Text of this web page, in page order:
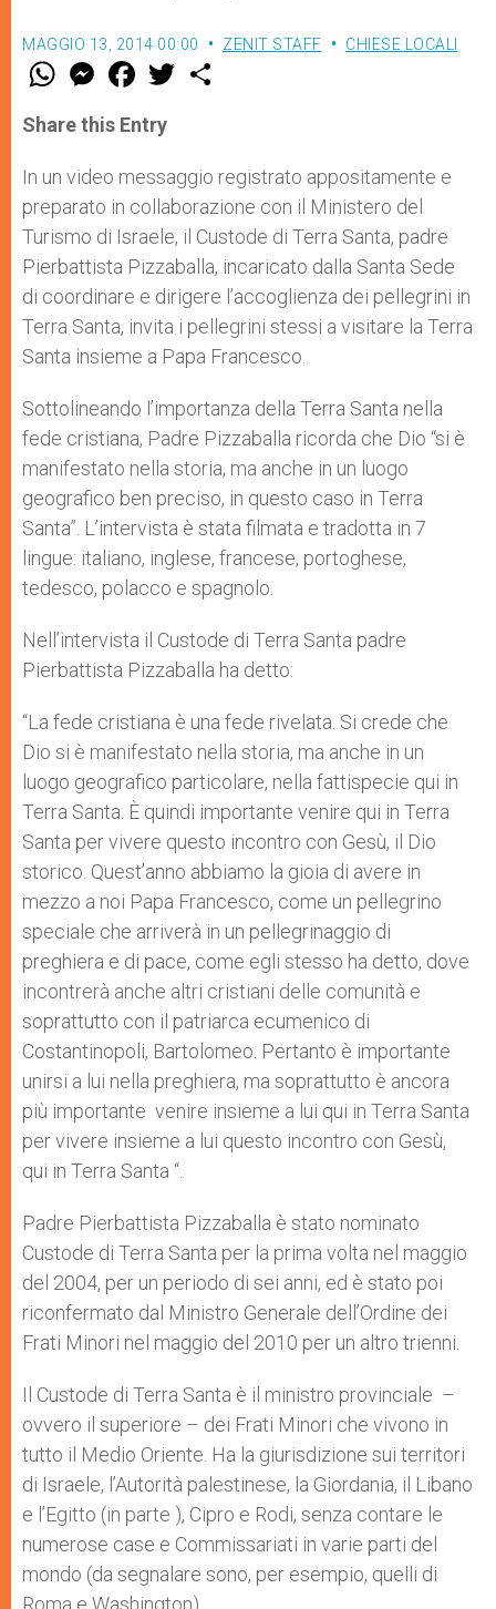
MAGGIO 13, 2014 00:00 ZENIT STAFF CHIESE LOCALI
W
t
s
p
p
M
e
s
e
g
e
r
F
a
e
b
o
k
w
r
Share this Entry
In un video messaggio registrato appositamente e
preparato in collaborazione con il Ministero del
Turismo di Israele, il Custode di Terra Santa, padre
Pierbattista Pizzaballa, incaricato dalla Santa Sede
di coordinare e dirigere l’accoglienza dei pellegrini in
Terra Santa, invita i pellegrini stessi a visitare la Terra
Santa insieme a Papa Francesco.
Sottolineando l’importanza della Terra Santa nella
fede cristiana, Padre Pizzaballa ricorda che Dio “si è
manifestato nella storia, ma anche in un luogo
geografico ben preciso, in questo caso in Terra
Santa”. L’intervista è stata filmata e tradotta in 7
lingue: italiano, inglese, francese, portoghese,
tedesco, polacco e spagnolo.
Nell’intervista il Custode di Terra Santa padre
Pierbattista Pizzaballa ha detto:
“La fede cristiana è una fede rivelata. Si crede che
Dio si è manifestato nella storia, ma anche in un
luogo geografico particolare, nella fattispecie qui in
Terra Santa. È quindi importante venire qui in Terra
Santa per vivere questo incontro con Gesù, il Dio
storico. Quest’anno abbiamo la gioia di avere in
mezzo a noi Papa Francesco, come un pellegrino
speciale che arriverà in un pellegrinaggio di
preghiera e di pace, come egli stesso ha detto, dove
incontrerà anche altri cristiani delle comunità e
soprattutto con il patriarca ecumenico di
Costantinopoli, Bartolomeo. Pertanto è importante
unirsi a lui nella preghiera, ma soprattutto è ancora
più importante venire insieme a lui qui in Terra Santa
per vivere insieme a lui questo incontro con Gesù,
qui in Terra Santa “.
Padre Pierbattista Pizzaballa è stato nominato
Custode di Terra Santa per la prima volta nel maggio
del 2004, per un periodo di sei anni, ed è stato poi
riconfermato dal Ministro Generale dell’Ordine dei
Frati Minori nel maggio del 2010 per un altro trienni.
Il Custode di Terra Santa è il ministro provinciale –
ovvero il superiore – dei Frati Minori che vivono in
tutto il Medio Oriente. Ha la giurisdizione sui territori
di Israele, l’Autorità palestinese, la Giordania, il Libano
e l’Egitto (in parte ), Cipro e Rodi, senza contare le
numerose case e Commissariati in varie parti del
mondo (da segnalare sono, per esempio, quelli di
Roma e Washington).